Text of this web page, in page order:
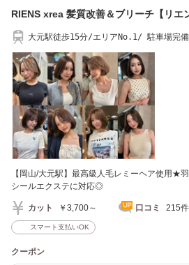
RIENS xrea 髪質改善＆ブリーチ【リエ
大元駅徒歩15分/エリアNo.1/ 駐車場完
【岡山/大元駅】最高級人毛レミーヘア使用★
シールエクステに対応◎
カット ￥3,700～ 口コミ 215件
スマート支払いOK
クーポン